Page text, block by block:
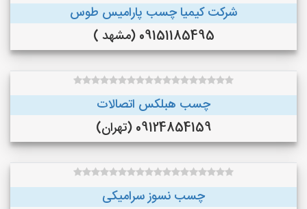
شرکت کیمیا چسب پارامیس طوس
09151185495 (مشهد )
چسب هبلکس اتصالات
09124854159 (تهران)
چسب نسوز سرامیکی